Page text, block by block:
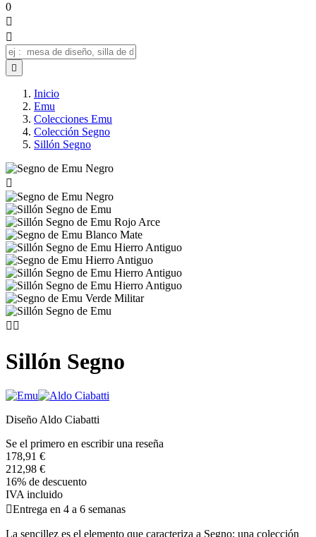
0



Inicio
Emu
Colecciones Emu
Colección Segno
Sillón Segno

 
Sillón Segno
Diseño Aldo Ciabatti
Se el primero en escribir una reseña
178,91 €
212,98 €
16% de descuento
IVA incluido
Entrega en 4 a 6 semanas
La sencillez es el elemento que caracteriza a Segno: una colección